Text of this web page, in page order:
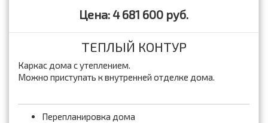
Цена: 4 681 600 руб.
ТЕПЛЫЙ КОНТУР
Каркас дома с утеплением.
Можно приступать к внутренней отделке дома.
Перепланировка дома